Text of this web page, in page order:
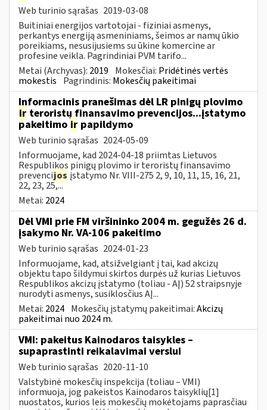
Web turinio sąrašas 2019-03-08
Buitiniai energijos vartotojai - fiziniai asmenys,
perkantys energiją asmeniniams, šeimos ar namų ūkio
poreikiams, nesusijusiems su ūkine komercine ar
profesine veikla. Pagrindiniai PVM tarifo...
Metai (Archyvas): 2019 Mokesčiai: Pridėtinės vertės
mokestis Pagrindinis: Mokesčių pakeitimai
Informacinis pranešimas dėl LR pinigų plovimo
ir teroristų finansavimo prevencijos...įstatymo
pakeitimo ir papildymo
Web turinio sąrašas 2024-05-09
Informuojame, kad 2024-04-18 priimtas Lietuvos
Respublikos pinigų plovimo ir teroristų finansavimo
prevencijos įstatymo Nr. VIII-275 2, 9, 10, 11, 15, 16, 21,
22, 23, 25,...
Metai: 2024
Dėl VMI prie FM viršininko 2004 m. gegužės 26 d.
įsakymo Nr. VA-106 pakeitimo
Web turinio sąrašas 2024-01-23
Informuojame, kad, atsižvelgiant į tai, kad akcizų
objektu tapo šildymui skirtos durpės už kurias Lietuvos
Respublikos akcizų įstatymo (toliau - AĮ) 52 straipsnyje
nurodyti asmenys, susiklosčius AĮ...
Metai: 2024 Mokesčių įstatymų pakeitimai:Akcizų
pakeitimai nuo 2024 m.
VMI: pakeitus Kainodaros taisykles –
supaprastinti reikalavimai verslui
Web turinio sąrašas 2020-11-10
Valstybinė mokesčių inspekcija (toliau – VMI)
informuoja, jog pakeistos Kainodaros taisyklių[1]
nuostatos, kurios leis mokesčių mokėtojams paprasčiau